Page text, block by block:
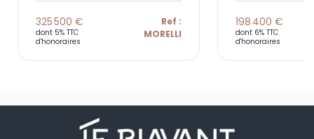
325 500 €
dont 5% TTC
d'honoraires
Ref :
MORELLI
198 400 €
dont 6% TTC
d'honoraires